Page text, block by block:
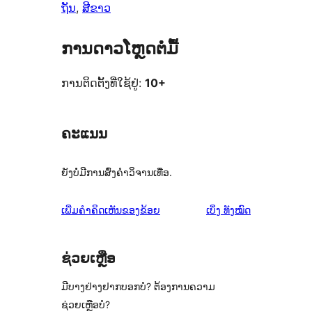
ຖັນ, ສີຂາວ
ການດາວໂຫຼດຕໍ່ມື້
ການຕິດຕັ້ງທີ່ໃຊ້ຢູ່: 10+
ຄະແນນ
ຍັງບໍ່ມີການສົ່ງຄຳວິຈານເທື່ອ.
ເພີ່ມຄຳຄິດເຫັນຂອງຂ້ອຍ ເບິ່ງ ຄຳ
ທັງໝົດ
ຊ່ວຍເຫຼືອ
ມີບາງຢ່າງຢາກບອກບໍ? ຕ້ອງການຄວາມ
ຊ່ວຍເຫຼືອບໍ?